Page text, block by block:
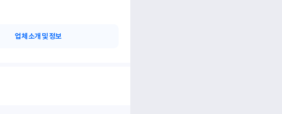
업체 소개 및 정보